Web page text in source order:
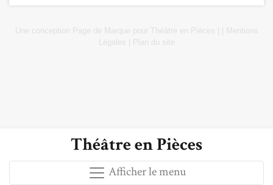
Théâtre en Pièces
Afficher le menu
Une conception Page de Marque pour Théâtre en Pièces
Mentions
Légales
Plan du site